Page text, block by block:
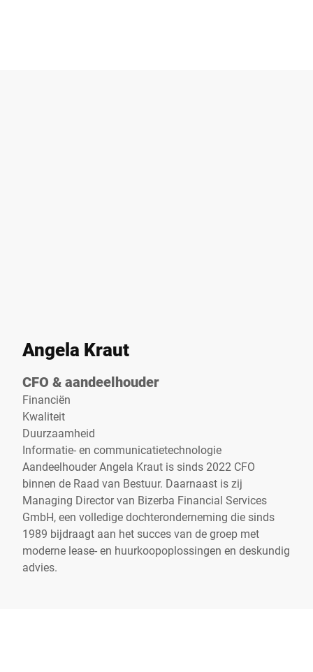
Angela Kraut
CFO & aandeelhouder
Financiën
Kwaliteit
Duurzaamheid
Informatie- en communicatietechnologie
Aandeelhouder Angela Kraut is sinds 2022 CFO
binnen de Raad van Bestuur. Daarnaast is zij
Managing Director van Bizerba Financial Services
GmbH, een volledige dochteronderneming die sinds
1989 bijdraagt aan het succes van de groep met
moderne lease- en huurkoopoplossingen en deskundig
advies.